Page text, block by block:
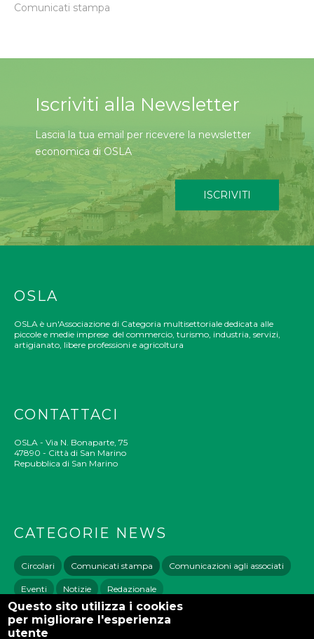
Comunicati stampa
Iscriviti alla Newsletter
Lascia la tua email per ricevere la newsletter
economica di OSLA
ISCRIVITI
OSLA
OSLA è un'Associazione di Categoria multisettoriale dedicata alle
piccole e medie imprese del commercio, turismo, industria, servizi,
artigianato, libere professioni e agricoltura
CONTATTACI
OSLA - Via N. Bonaparte, 75
47890 - Città di San Marino
Repubblica di San Marino
CATEGORIE NEWS
Circolari Comunicati stampa Comunicazioni agli associati
Eventi Notizie Redazionale
Questo sito utilizza i cookies
per migliorare l'esperienza
utente